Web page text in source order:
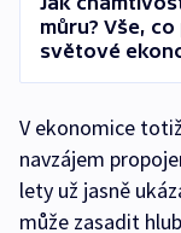
můru? Vše,
světové
V ekonomice
navzájem
lety už jasně
může zasadit